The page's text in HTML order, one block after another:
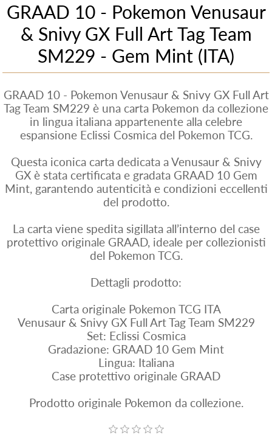
GRAAD 10 - Pokemon Venusaur
& Snivy GX Full Art Tag Team
SM229 - Gem Mint (ITA)
GRAAD 10 - Pokemon Venusaur & Snivy GX Full Art
Tag Team SM229 è una carta Pokemon da collezione
in lingua italiana appartenente alla celebre
espansione Eclissi Cosmica del Pokemon TCG.
Questa iconica carta dedicata a Venusaur & Snivy
GX è stata certificata e gradata GRAAD 10 Gem
Mint, garantendo autenticità e condizioni eccellenti
del prodotto.
La carta viene spedita sigillata all’interno del case
protettivo originale GRAAD, ideale per collezionisti
del Pokemon TCG.
Dettagli prodotto:
Carta originale Pokemon TCG ITA
Venusaur & Snivy GX Full Art Tag Team SM229
Set: Eclissi Cosmica
Gradazione: GRAAD 10 Gem Mint
Lingua: Italiana
Case protettivo originale GRAAD
Prodotto originale Pokemon da collezione.